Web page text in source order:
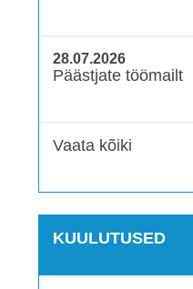
28.07.2026
Päästjate töömailt
Vaata kõiki
KUULUTUSED